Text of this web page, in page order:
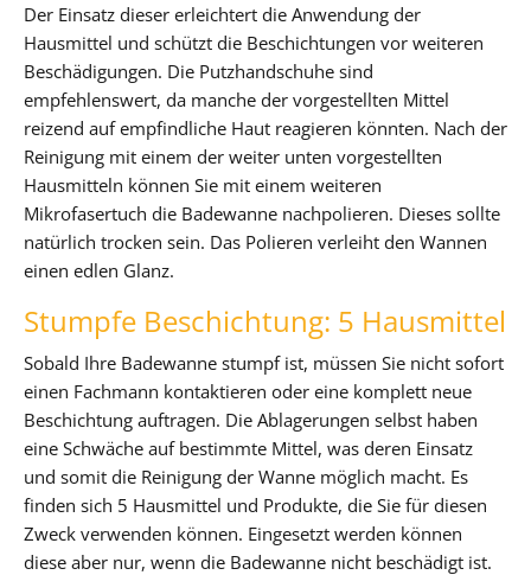
Der Einsatz dieser erleichtert die Anwendung der
Hausmittel und schützt die Beschichtungen vor weiteren
Beschädigungen. Die Putzhandschuhe sind
empfehlenswert, da manche der vorgestellten Mittel
reizend auf empfindliche Haut reagieren könnten. Nach der
Reinigung mit einem der weiter unten vorgestellten
Hausmitteln können Sie mit einem weiteren
Mikrofasertuch die Badewanne nachpolieren. Dieses sollte
natürlich trocken sein. Das Polieren verleiht den Wannen
einen edlen Glanz.
Stumpfe Beschichtung: 5 Hausmittel
Sobald Ihre Badewanne stumpf ist, müssen Sie nicht sofort
einen Fachmann kontaktieren oder eine komplett neue
Beschichtung auftragen. Die Ablagerungen selbst haben
eine Schwäche auf bestimmte Mittel, was deren Einsatz
und somit die Reinigung der Wanne möglich macht. Es
finden sich 5 Hausmittel und Produkte, die Sie für diesen
Zweck verwenden können. Eingesetzt werden können
diese aber nur, wenn die Badewanne nicht beschädigt ist.